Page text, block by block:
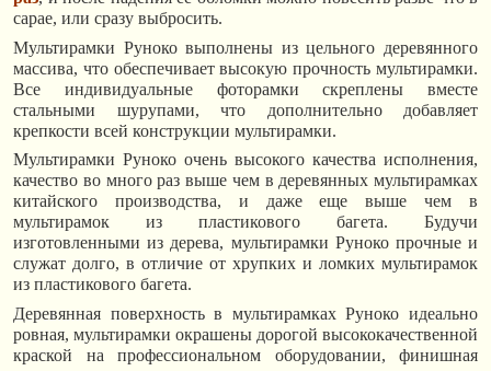
сарае, или сразу выбросить.
Мультирамки Руноко выполнены из цельного деревянного
массива, что обеспечивает высокую прочность мультирамки.
Все индивидуальные фоторамки скреплены вместе
стальными шурупами, что дополнительно добавляет
крепкости всей конструкции мультирамки.
Мультирамки Руноко очень высокого качества исполнения,
качество во много раз выше чем в деревянных мультирамках
китайского производства, и даже еще выше чем в
мультирамок из пластикового багета. Будучи
изготовленными из дерева, мультирамки Руноко прочные и
служат долго, в отличие от хрупких и ломких мультирамок
из пластикового багета.
Деревянная поверхность в мультирамках Руноко идеально
ровная, мультирамки окрашены дорогой высококачественной
краской на профессиональном оборудовании, финишная